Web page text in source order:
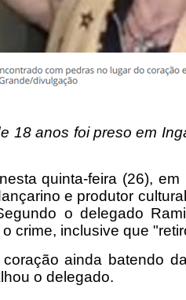
18 anos foi preso em
quinta-feira (26),
e produtor
o delegado
crime, inclusive que
ainda batendo
o delegado.